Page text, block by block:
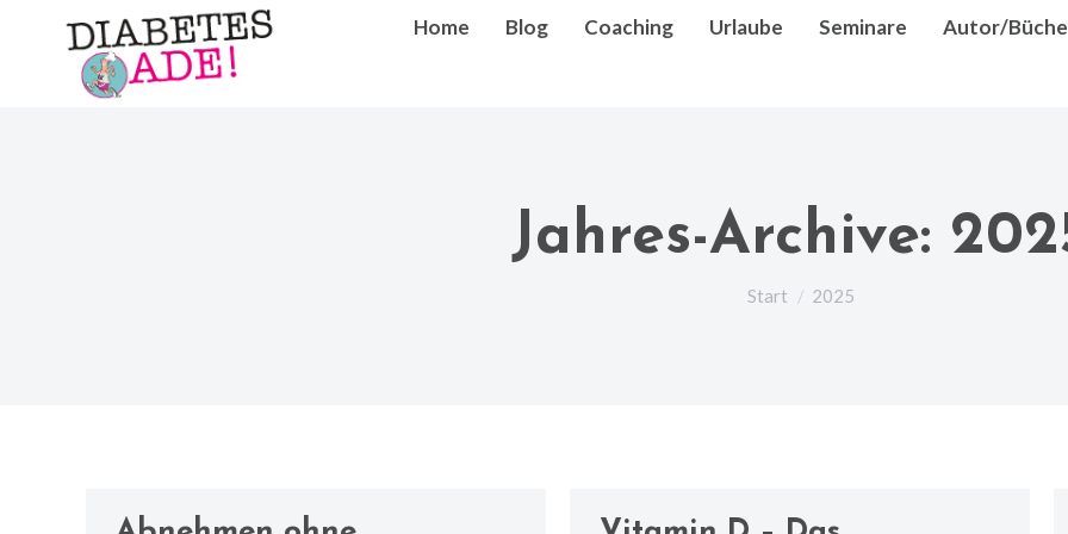
Home Blog Coaching Urlaube Seminare Autor/
Jahres-Archive:
Sie befinden sich hier:
Start 2025